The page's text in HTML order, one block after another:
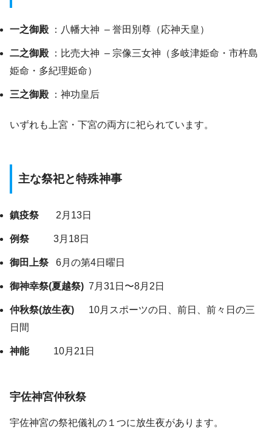
一之御殿：八幡大神 – 誉田別尊（応神天皇）
二之御殿：比売大神 – 宗像三女神（多岐津姫命・市杵島
姫命・多紀理姫命）
三之御殿：神功皇后
いずれも上宮・下宮の両方に祀られています。
主な祭祀と特殊神事
鎮疫祭 2月13日
例祭 3月18日
御田上祭 6月の第4日曜日
御神幸祭(夏越祭) 7月31日〜8月2日
仲秋祭(放生夜)
10月スポーツの日、前日、前々日の三
日間
神能 10月21日
宇佐神宮仲秋祭
宇佐神宮の祭祀儀礼の１つに放生夜があります。